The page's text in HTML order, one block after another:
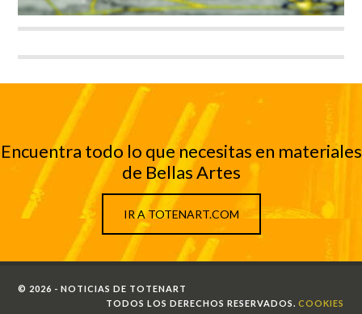
Encuentra todo lo que necesitas en materiales
de Bellas Artes
IR A TOTENART.COM
© 2026 - NOTICIAS DE TOTENART
TODOS LOS DERECHOS RESERVADOS. COOKIES